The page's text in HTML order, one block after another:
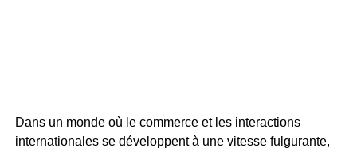
Dans un monde où le commerce et les interactions
internationales se développent à une vitesse fulgurante,